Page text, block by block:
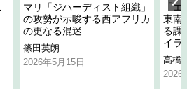
マリ「ジハーディスト組織」
の攻勢が示唆する西アフリカ
の更なる混迷
篠田英朗
2026年5月15日
「
東南
る課
イラ
高橋
2026